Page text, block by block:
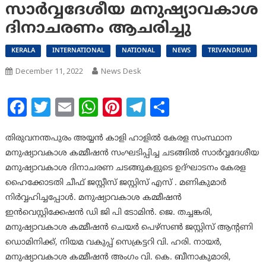
സാർവ്വദേശീയ മനുഷ്യാവകാശ
ദിനാചരണം ആചരിച്ചു
KERALA INTERNATIONAL NATIONAL NEWS TRIVANDRUM
December 11, 2022 News Desk
Facebook
Twitter
EmailWhatsApp
Pinterest
Telegram
Share
തിരുവനന്തപുരം അയ്യൻ കാളി ഹാളിൽ കേരള സംസ്ഥാന
മനുഷ്യാവകാശ കമ്മീഷൻ സംഘടിപ്പിച്ച ചടങ്ങിൽ സാർവ്വദേശീയ
മനുഷ്യാവകാശ ദിനാചരണ ചടങ്ങുകളുടെ ഉദ്ഘാടനം കേരള
ഹൈക്കോടതി ചീഫ് ജസ്റ്റീസ് ജസ്റ്റിസ് എസ് . മണികുമാർ
നിർവ്വഹിച്ചപ്പോൾ. മനുഷ്യാവകാശ കമ്മീഷൻ
ഇൻവെസ്റ്റിക്കേഷൻ ഡി ജി പി ടോമിൻ. ജെ. തച്ചങ്കരി,
മനുഷ്യാവകാശ കമ്മീഷൻ ചെയർ പെഴ്സൺ ജസ്റ്റിസ് ആന്റണി
ഡൊമിനിക്ക്, നിയമ വകുപ്പ് സെക്രട്ടറി വി. ഹരി. നായർ,
മനുഷ്യാവകാശ കമ്മീഷൻ അംഗം വി. കെ. ബീനാകുമാരി,